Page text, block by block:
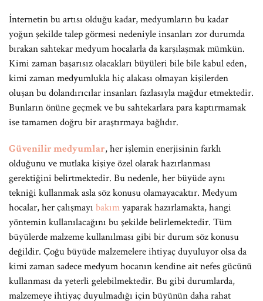
İnternetin bu artısı olduğu kadar, medyumların bu kadar
yoğun şekilde talep görmesi nedeniyle insanları zor durumda
bırakan sahtekar medyum hocalarla da karşılaşmak mümkün.
Kimi zaman başarısız olacakları büyüleri bile bile kabul eden,
kimi zaman medyumlukla hiç alakası olmayan kişilerden
oluşan bu dolandırıcılar insanları fazlasıyla mağdur etmektedir.
Bunların önüne geçmek ve bu sahtekarlara para kaptırmamak
ise tamamen doğru bir araştırmaya bağlıdır.
Güvenilir medyumlar, her işlemin enerjisinin farklı
olduğunu ve mutlaka kişiye özel olarak hazırlanması
gerektiğini belirtmektedir. Bu nedenle, her büyüde aynı
tekniği kullanmak asla söz konusu olamayacaktır. Medyum
hocalar, her çalışmayı bakımyaparak hazırlamakta, hangi
yöntemin kullanılacağını bu şekilde belirlemektedir. Tüm
büyülerde malzeme kullanılması gibi bir durum söz konusu
değildir. Çoğu büyüde malzemelere ihtiyaç duyuluyor olsa da
kimi zaman sadece medyum hocanın kendine ait nefes gücünü
kullanması da yeterli gelebilmektedir. Bu gibi durumlarda,
malzemeye ihtiyaç duyulmadığı için büyünün daha rahat